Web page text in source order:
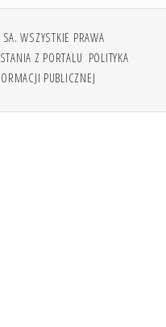
WSZYSTKIE PRAWA
Z PORTALU POLITYKA
PUBLICZNEJ